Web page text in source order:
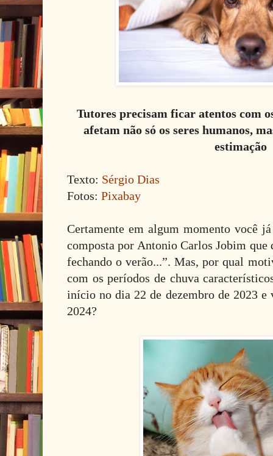
Tutores precisam ficar atentos com
afetam não só os seres humanos,
estimação
Texto: Sérgio Dias
Fotos: Pixabay
Certamente em algum momento você
composta por Antonio Carlos Jobim que
fechando o verão...”. Mas, por qual
com os períodos de chuva
início no dia 22 de dezembro de 2023 e
2024?